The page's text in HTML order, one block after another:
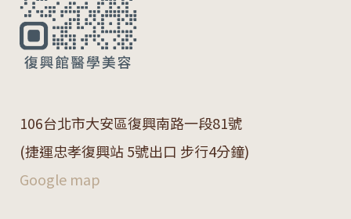
106台北市大安區復興南路一段81號
(捷運忠孝復興站 5號出口 步行4分鐘)
Google map